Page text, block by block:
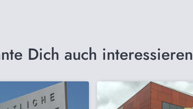
Dich auch interessieren